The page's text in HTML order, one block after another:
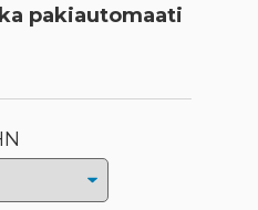
pakiautomaati